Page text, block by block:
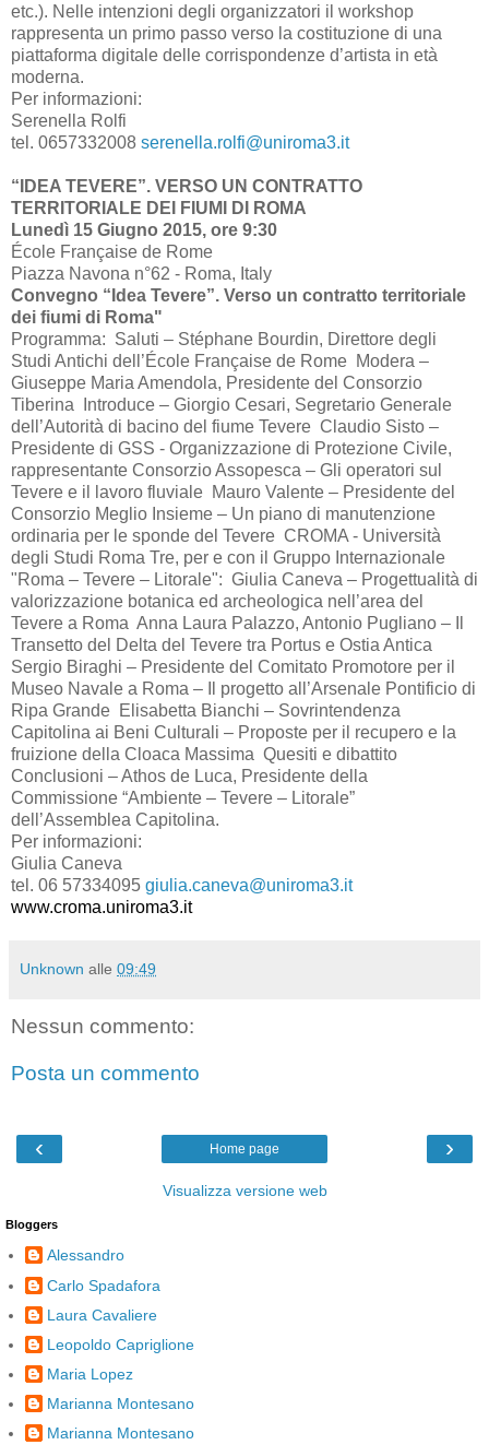
etc.). Nelle intenzioni degli organizzatori il workshop
rappresenta un primo passo verso la costituzione di una
piattaforma digitale delle corrispondenze d’artista in età
moderna.
Per informazioni:
Serenella Rolfi
tel. 0657332008 serenella.rolfi@uniroma3.it
“IDEA TEVERE”. VERSO UN CONTRATTO
TERRITORIALE DEI FIUMI DI ROMA
Lunedì 15 Giugno 2015, ore 9:30
École Française de Rome
Piazza Navona n°62 - Roma, Italy
Convegno “Idea Tevere”. Verso un contratto territoriale
dei fiumi di Roma"
Programma: Saluti – Stéphane Bourdin, Direttore degli
Studi Antichi dell’École Française de Rome Modera –
Giuseppe Maria Amendola, Presidente del Consorzio
Tiberina Introduce – Giorgio Cesari, Segretario Generale
dell’Autorità di bacino del fiume Tevere Claudio Sisto –
Presidente di GSS - Organizzazione di Protezione Civile,
rappresentante Consorzio Assopesca – Gli operatori sul
Tevere e il lavoro fluviale Mauro Valente – Presidente del
Consorzio Meglio Insieme – Un piano di manutenzione
ordinaria per le sponde del Tevere CROMA - Università
degli Studi Roma Tre, per e con il Gruppo Internazionale
"Roma – Tevere – Litorale": Giulia Caneva – Progettualità di
valorizzazione botanica ed archeologica nell’area del
Tevere a Roma Anna Laura Palazzo, Antonio Pugliano – Il
Transetto del Delta del Tevere tra Portus e Ostia Antica
Sergio Biraghi – Presidente del Comitato Promotore per il
Museo Navale a Roma – Il progetto all’Arsenale Pontificio di
Ripa Grande Elisabetta Bianchi – Sovrintendenza
Capitolina ai Beni Culturali – Proposte per il recupero e la
fruizione della Cloaca Massima Quesiti e dibattito
Conclusioni – Athos de Luca, Presidente della
Commissione “Ambiente – Tevere – Litorale”
dell’Assemblea Capitolina.
Per informazioni:
Giulia Caneva
tel. 06 57334095 giulia.caneva@uniroma3.it
www.croma.uniroma3.it
Unknown alle 09:49
Nessun commento:
Posta un commento
‹ ›
Home page
Visualizza versione web
Bloggers
Alessandro
Carlo Spadafora
Laura Cavaliere
Leopoldo Capriglione
Maria Lopez
Marianna Montesano
Marianna Montesano